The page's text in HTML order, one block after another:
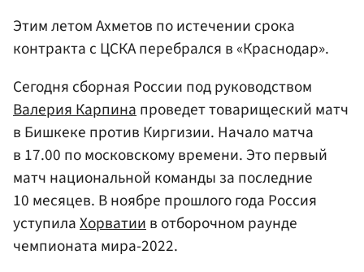
Этим летом Ахметов по истечении срока
контракта с ЦСКА перебрался в «Краснодар».
Сегодня сборная России под руководством
Валерия Карпинапроведет товарищеский матч
в Бишкеке против Киргизии. Начало матча
в 17.00 по московскому времени. Это первый
матч национальной команды за последние
10 месяцев. В ноябре прошлого года Россия
уступилаХорватиив отборочном раунде
чемпионата мира-2022.